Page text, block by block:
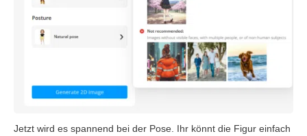
Jetzt wird es spannend bei der Pose. Ihr könnt die Figur einfach